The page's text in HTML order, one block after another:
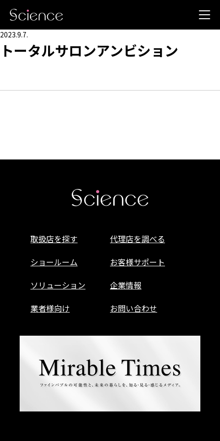
2023.9.7.
トータルサロンアンビション
取扱店を探す
代理店を調べる
ショールーム
お客様サポート
ソリューション
企業情報
業者様向け
お問い合わせ